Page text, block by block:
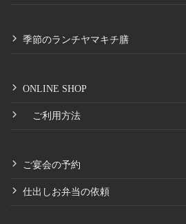
季節のランチヤマキチ膳
ONLINE SHOP
ご利用方法
ご宴会の予約
仕出しお弁当の依頼